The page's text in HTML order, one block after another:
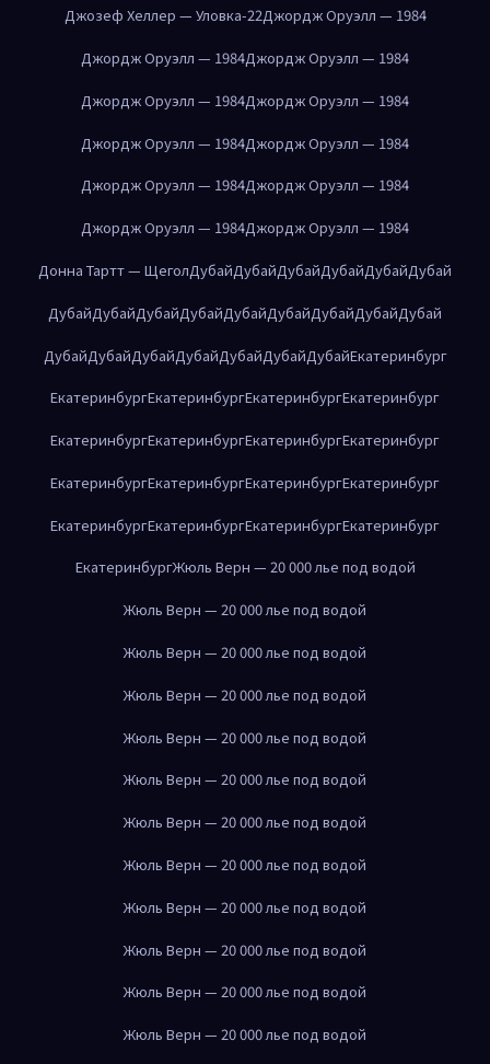
Джозеф Хеллер — Уловка-22Джордж Оруэлл — 1984
Джордж Оруэлл — 1984Джордж Оруэлл — 1984
Джордж Оруэлл — 1984Джордж Оруэлл — 1984
Джордж Оруэлл — 1984Джордж Оруэлл — 1984
Джордж Оруэлл — 1984Джордж Оруэлл — 1984
Джордж Оруэлл — 1984Джордж Оруэлл — 1984
Донна Тартт — ЩеголДубайДубайДубайДубайДубайДубай
ДубайДубайДубайДубайДубайДубайДубайДубайДубай
ДубайДубайДубайДубайДубайДубайДубайЕкатеринбург
ЕкатеринбургЕкатеринбургЕкатеринбургЕкатеринбург
ЕкатеринбургЕкатеринбургЕкатеринбургЕкатеринбург
ЕкатеринбургЕкатеринбургЕкатеринбургЕкатеринбург
ЕкатеринбургЕкатеринбургЕкатеринбургЕкатеринбург
ЕкатеринбургЖюль Верн — 20 000 лье под водой
Жюль Верн — 20 000 лье под водой
Жюль Верн — 20 000 лье под водой
Жюль Верн — 20 000 лье под водой
Жюль Верн — 20 000 лье под водой
Жюль Верн — 20 000 лье под водой
Жюль Верн — 20 000 лье под водой
Жюль Верн — 20 000 лье под водой
Жюль Верн — 20 000 лье под водой
Жюль Верн — 20 000 лье под водой
Жюль Верн — 20 000 лье под водой
Жюль Верн — 20 000 лье под водой